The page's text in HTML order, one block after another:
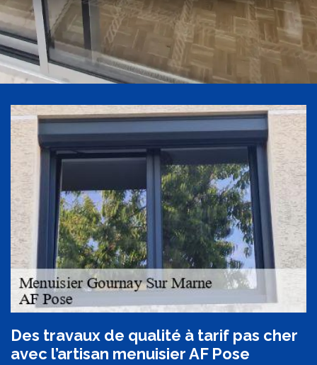
Des travaux de qualité à tarif pas cher
avec l’artisan menuisier AF Pose